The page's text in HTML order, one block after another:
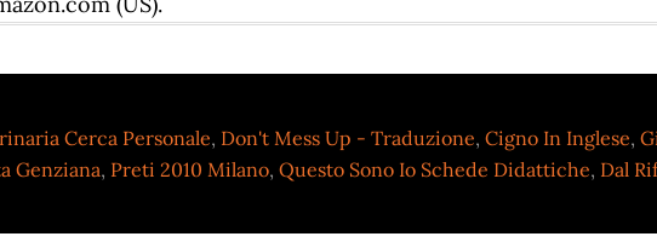
Cerca Personale, Don't Mess Up - Traduzione, Cigno In Inglese,
Genziana, Preti 2010 Milano, Questo Sono Io Schede Didattiche, Dal